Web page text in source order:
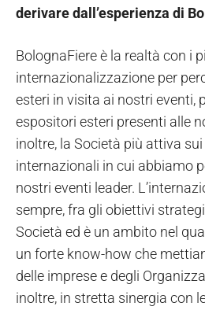
derivare dall’esperienza di
BolognaFiere è la realtà con i
internazionalizzazione per
esteri in visita ai nostri eventi,
espositori esteri presenti alle
inoltre, la Società più attiva
internazionali in cui abbiamo
nostri eventi leader.
sempre, fra gli obiettivi
Società ed è un ambito nel
un forte know-how che
delle imprese e degli
inoltre, in stretta sinergia con